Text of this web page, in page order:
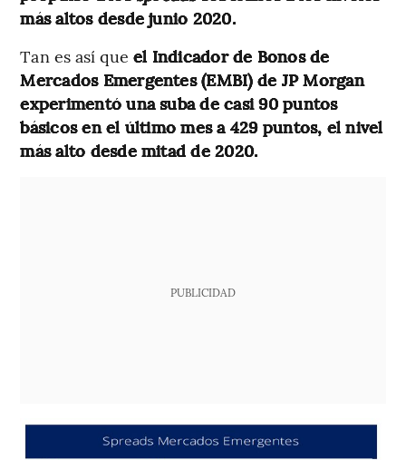
más altos desde junio 2020.
Tan es así que el Indicador de Bonos de
Mercados Emergentes (EMBI) de JP Morgan
experimentó una suba de casi 90 puntos
básicos en el último mes a 429 puntos, el nivel
más alto desde mitad de 2020.
PUBLICIDAD